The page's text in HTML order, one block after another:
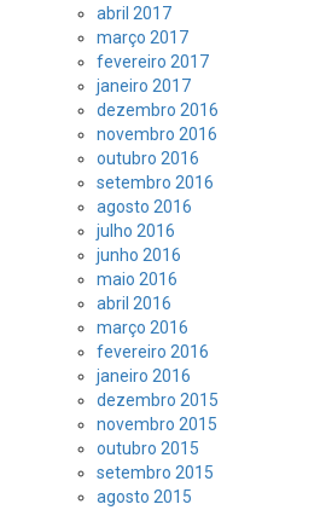
abril 2017
março 2017
fevereiro 2017
janeiro 2017
dezembro 2016
novembro 2016
outubro 2016
setembro 2016
agosto 2016
julho 2016
junho 2016
maio 2016
abril 2016
março 2016
fevereiro 2016
janeiro 2016
dezembro 2015
novembro 2015
outubro 2015
setembro 2015
agosto 2015